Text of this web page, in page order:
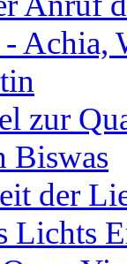
Achia,
zur
Biswas
der
Lichts